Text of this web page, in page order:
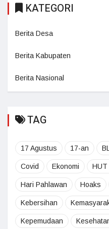
KATEGORI
Berita Desa
Berita Kabupaten
Berita Nasional
TAG
17 Agustus 17-an
Covid Ekonomi HUT
Hari Pahlawan Hoaks
Kebersihan
Kepemudaan